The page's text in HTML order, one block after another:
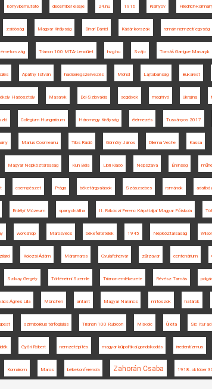
könyvbemutató december elseje 24.hu 1916 Kisinyov Friedrich-
zsidóság Magyar Királyság Bihari Dániel Kádár-korszak román nemzeti egység
Trianon 100 MTA-Lendület hvg.hu Svájc Tomáš Garrigue Masaryk
Apáthy István hadseregszervezés Mohol Lajtabánság Bukarest
Hadosztály Masaryk Dél-Szlovákia segélyek meghívó Ukrajna
Collegium Hungaricum Háromegy Királyság élelmezés Tusványos 2017
Marius Cosmeanu Tilos Rádió Gömöry János Dilema Veche Kassa
Magyar Népköztársaság Kun Béla Libri Kiadó Népszava Éhínség
csempészet Prága béketárgyalások Szászsebes románok
Erdélyi Múzeum spanyolnátha II. Rákóczi Ferenc Kárpátaljai Magyar Főiskola
workshop Marosvécs békefeltételek 1945 Népköztársaság
Kolozsi Ádám Máramaros Gyulafehérvár zűrzavar centenárium
Szilvay Gergely Történelmi Szemle Trianon emlékezete Révész Tamás
Ágnes Lilla München antant Magyar Narancs mítoszok határok
szimbolikus térfoglalás Trianon 100 Rubicon Miskolc Újléta Sic Itur
Győri Róbert nemzetépítés magyar külpolitikai gondolkodás irredentizmus
Komárom Maros békekonferencia Zahorán Csaba 1918. október